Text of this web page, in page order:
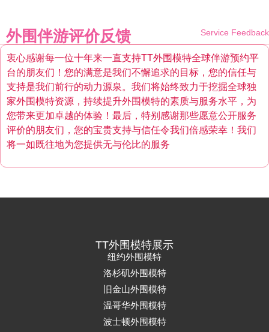
外围伴游评价反馈 Service Feedback
衷心感谢每一位十年来一直支持TT外围模特全球伴游预约平
台的朋友们！您的满意是我们不懈追求的目标，您的信任与
支持是我们前行的动力源泉。我们将始终致力于挖掘全球独
家外围模特资源，持续提升外围模特的素质与服务水平，为
您带来更加卓越的体验！最后，特别感谢那些愿意公开服务
评价的朋友们，您的宝贵支持与信任令我们倍感荣幸！我们
将一如既往地为您提供无与伦比的服务
TT外围模特展示
纽约外围模特
洛杉矶外围模特
旧金山外围模特
温哥华外围模特
波士顿外围模特